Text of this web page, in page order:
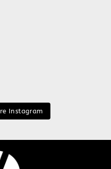
Instagram